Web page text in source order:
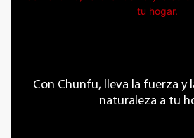
Con Chunfu, lleva la fuerza y
naturaleza a tu